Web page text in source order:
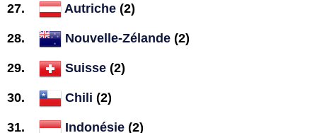
Autriche (2)
Nouvelle-Zélande (2)
Suisse (2)
Chili (2)
Indonésie (2)